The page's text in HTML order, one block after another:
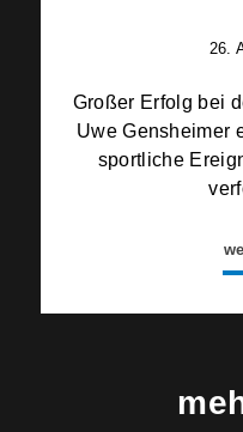
26.
Großer Erfolg bei
Uwe Gensheimer
sportliche